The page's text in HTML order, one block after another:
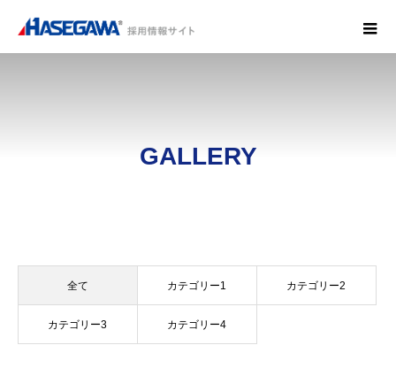
GALLERY
全て カテゴリー1 カテゴリー2
カテゴリー3 カテゴリー4